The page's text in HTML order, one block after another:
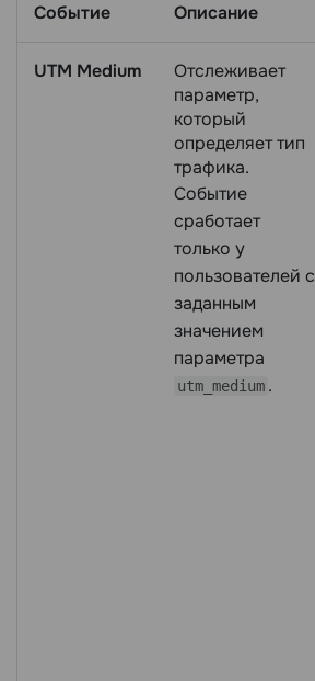
Событие Описание
UTM Medium
Отслеживает
параметр,
который
определяет тип
трафика.
Событие
сработает
только у
пользователей с
заданным
значением
параметра
utm_medium .